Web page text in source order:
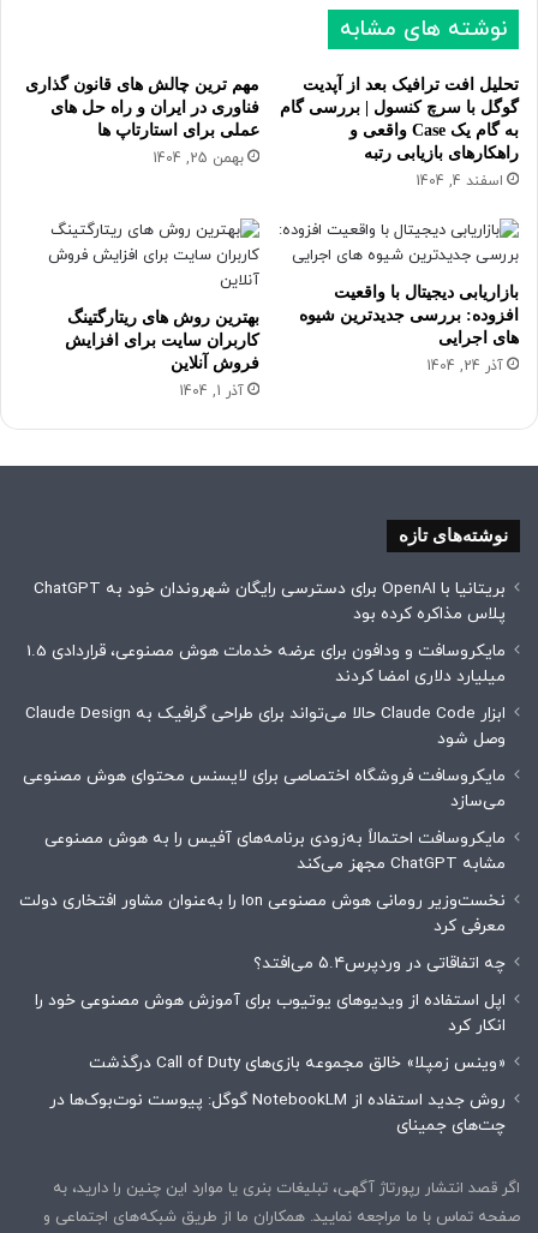
نوشته های مشابه
تحلیل افت ترافیک بعد از آپدیت
گوگل با سرچ کنسول | بررسی گام
به گام یک Case واقعی و
راهکارهای بازیابی رتبه
اسفند 4, 1404
مهم ترین چالش های قانون گذاری
فناوری در ایران و راه حل های
عملی برای استارتاپ ها
بهمن 25, 1404
بازاریابی دیجیتال با واقعیت
افزوده: بررسی جدیدترین شیوه
های اجرایی
آذر 24, 1404
بهترین روش های ریتارگتینگ
کاربران سایت برای افزایش
فروش آنلاین
آذر 1, 1404
نوشته‌های تازه
بریتانیا با OpenAI برای دسترسی رایگان شهروندان خود به ChatGPT
پلاس مذاکره کرده بود
مایکروسافت و ودافون برای عرضه خدمات هوش مصنوعی، قراردادی 1.5
میلیارد دلاری امضا کردند
ابزار Claude Code حالا می‌تواند برای طراحی گرافیک به Claude Design
وصل شود
مایکروسافت فروشگاه اختصاصی برای لایسنس محتوای هوش مصنوعی
می‌سازد
مایکروسافت احتمالاً به‌زودی برنامه‌های آفیس را به هوش مصنوعی
مشابه ChatGPT مجهز می‌کند
نخست‌وزیر رومانی هوش مصنوعی Ion را به‌عنوان مشاور افتخاری دولت
معرفی کرد
چه اتفاقاتی در وردپرس۵.۴ می‌افتد؟
اپل استفاده از ویدیوهای یوتیوب برای آموزش هوش مصنوعی خود را
انکار کرد
«وینس زمپلا» خالق مجموعه بازی‌های Call of Duty درگذشت
روش جدید استفاده از NotebookLM گوگل: پیوست نوت‌بوک‌ها در
چت‌های جمینای
اگر قصد انتشار رپورتاژ آگهی، تبلیغات بنری یا موارد این چنین را دارید، به
صفحه تماس با ما مراجعه نمایید. همکاران ما از طریق شبکه‌های اجتماعی و